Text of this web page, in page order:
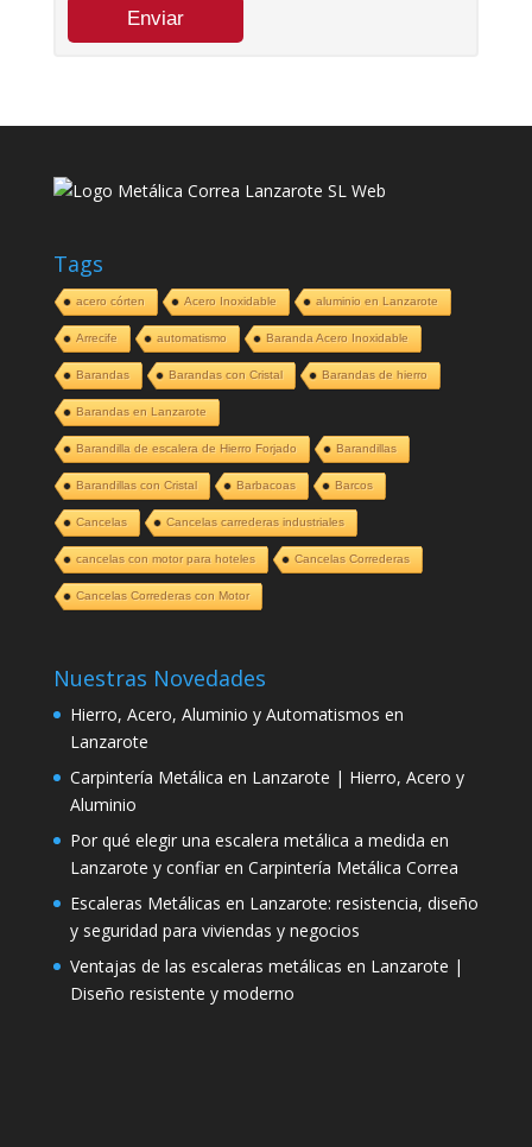
Tags
acero córten Acero Inoxidable aluminio en Lanzarote
Arrecife automatismo Baranda Acero Inoxidable
Barandas Barandas con Cristal Barandas de hierro
Barandas en Lanzarote
Barandilla de escalera de Hierro Forjado Barandillas
Barandillas con Cristal Barbacoas Barcos
Cancelas Cancelas carrederas industriales
cancelas con motor para hoteles Cancelas Correderas
Cancelas Correderas con Motor
Nuestras Novedades
Hierro, Acero, Aluminio y Automatismos en
Lanzarote
Carpintería Metálica en Lanzarote | Hierro, Acero y
Aluminio
Por qué elegir una escalera metálica a medida en
Lanzarote y confiar en Carpintería Metálica Correa
Escaleras Metálicas en Lanzarote: resistencia, diseño
y seguridad para viviendas y negocios
Ventajas de las escaleras metálicas en Lanzarote |
Diseño resistente y moderno